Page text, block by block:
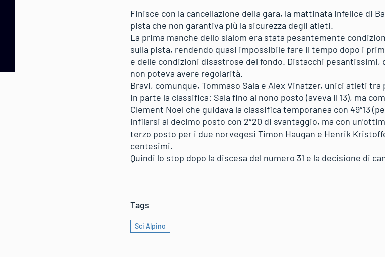
Finisce con la cancellazione della gara, la mattinata infelice di
pista che non garantiva più la sicurezza degli atleti.
La prima manche dello slalom era stata pesantemente
sulla pista, rendendo quasi impossibile fare il tempo dopo i
e delle condizioni disastrose del fondo. Distacchi pesantissimi,
non poteva avere regolarità.
Bravi, comunque, Tommaso Sala e Alex Vinatzer, unici atleti
in parte la classifica: Sala fino al nono posto (aveva il 13), ma
Clement Noel che guidava la classifica temporanea con 49″13
infilarsi al decimo posto con 2″20 di svantaggio, ma con
terzo posto per i due norvegesi Timon Haugan e Henrik
centesimi.
Quindi lo stop dopo la discesa del numero 31 e la decisione di
Tags
Sci Alpino